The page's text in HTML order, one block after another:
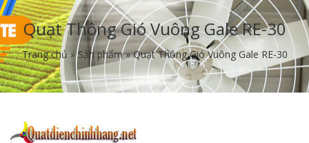
Quạt Thông Gió Vuông Gale RE-30
Trang chủ »Sản phẩm»Quạt Thông Gió Vuông Gale RE-30